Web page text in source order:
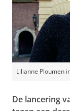
Lilianne Ploumen
De lancering